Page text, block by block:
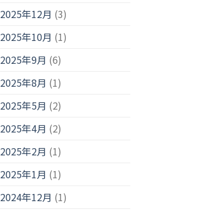
2025年12月 (3)
2025年10月 (1)
2025年9月 (6)
2025年8月 (1)
2025年5月 (2)
2025年4月 (2)
2025年2月 (1)
2025年1月 (1)
2024年12月 (1)